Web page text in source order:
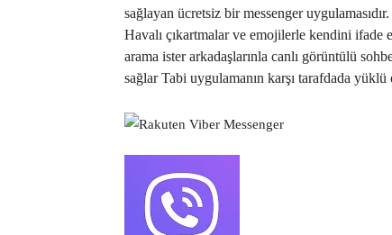
sağlayan ücretsiz bir messenger
Havalı çıkartmalar ve emojilerle kendini ifade
arama ister arkadaşlarınla canlı görüntülü
sağlar Tabi uygulamanın karşı tarafdada yüklü